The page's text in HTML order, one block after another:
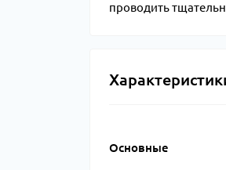
проводить
Основные